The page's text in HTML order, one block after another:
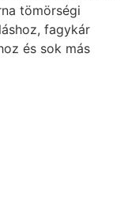
tömörségi
fagykár
és sok más